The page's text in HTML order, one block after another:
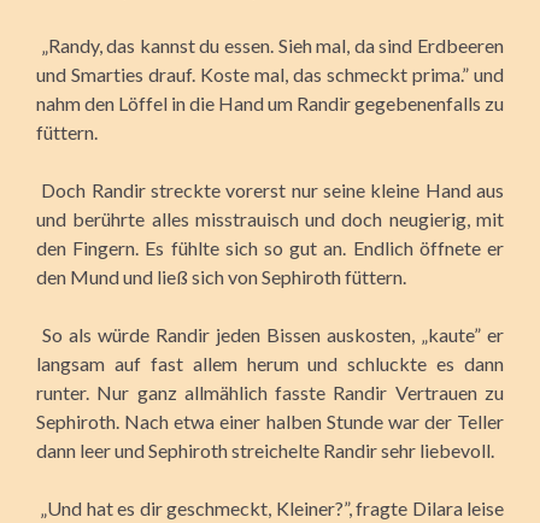
„Randy, das kannst du essen. Sieh mal, da sind Erdbeeren
und Smarties drauf. Koste mal, das schmeckt prima.” und
nahm den Löffel in die Hand um Randir gegebenenfalls zu
füttern.
Doch Randir streckte vorerst nur seine kleine Hand aus
und berührte alles misstrauisch und doch neugierig, mit
den Fingern. Es fühlte sich so gut an. Endlich öffnete er
den Mund und ließ sich von Sephiroth füttern.
So als würde Randir jeden Bissen auskosten, „kaute” er
langsam auf fast allem herum und schluckte es dann
runter. Nur ganz allmählich fasste Randir Vertrauen zu
Sephiroth. Nach etwa einer halben Stunde war der Teller
dann leer und Sephiroth streichelte Randir sehr liebevoll.
„Und hat es dir geschmeckt, Kleiner?”, fragte Dilara leise